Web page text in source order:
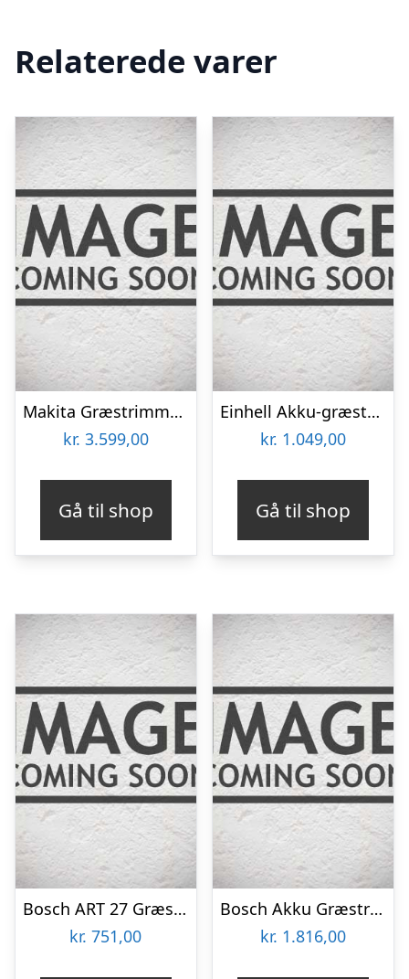
Relaterede varer
Makita Græstrimmer XGTÂ® – UR017GZ
kr. 3.599,00
Gå til shop
Einhell Akku-græstrimmer Ø30 cm – GE-CT 36/30 Li E-Solo
kr. 1.049,00
Gå til shop
Bosch ART 27 Græstrimmer – 06008A5200
kr. 751,00
Bosch Akku Græstrimmer Adv 33cm 36v Solo – 06008C1K01
kr. 1.816,00